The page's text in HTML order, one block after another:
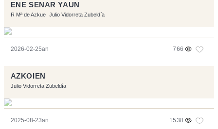
ENE SENAR YAUN
R Mª de Azkue Julio Vidorreta Zubeldía
2026-02-25an 766
AZKOIEN
Julio Vidorreta Zubeldía
2025-08-23an 1538